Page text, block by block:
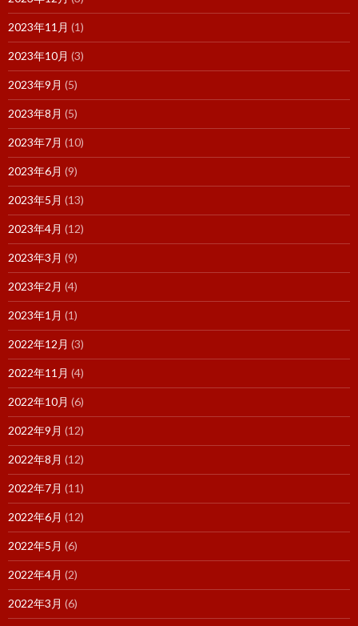
2023年11月 (1)
2023年10月 (3)
2023年9月 (5)
2023年8月 (5)
2023年7月 (10)
2023年6月 (9)
2023年5月 (13)
2023年4月 (12)
2023年3月 (9)
2023年2月 (4)
2023年1月 (1)
2022年12月 (3)
2022年11月 (4)
2022年10月 (6)
2022年9月 (12)
2022年8月 (12)
2022年7月 (11)
2022年6月 (12)
2022年5月 (6)
2022年4月 (2)
2022年3月 (6)